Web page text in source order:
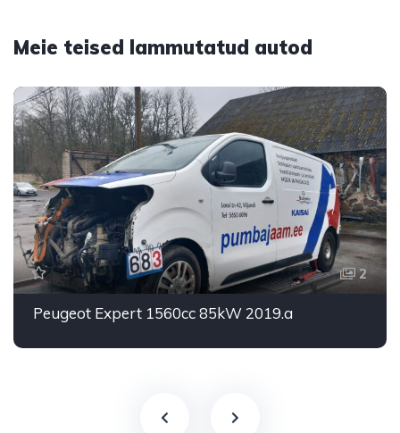
Meie teised lammutatud autod
2
Peugeot Expert 1560cc 85kW 2019.a